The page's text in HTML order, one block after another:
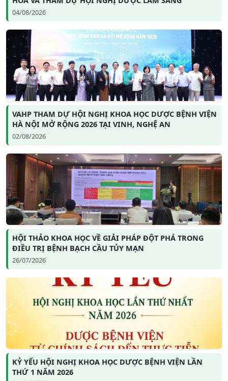
04/08/2026
VAHP THAM DỰ HỘI NGHỊ KHOA HỌC DƯỢC BỆNH VIỆN
HÀ NỘI MỞ RỘNG 2026 TẠI VINH, NGHỆ AN
02/08/2026
HỘI THẢO KHOA HỌC VỀ GIẢI PHÁP ĐỘT PHÁ TRONG
ĐIỀU TRỊ BỆNH BẠCH CẦU TỦY MẠN
26/07/2026
KỶ YẾU HỘI NGHỊ KHOA HỌC DƯỢC BỆNH VIỆN LẦN
THỨ 1 NĂM 2026